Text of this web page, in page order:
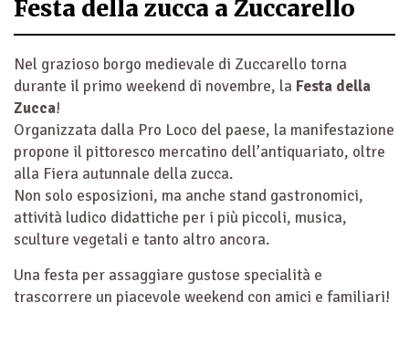
Festa della zucca a Zuccarello
Nel grazioso borgo medievale di Zuccarello torna
durante il primo weekend di novembre, la Festa della
Zucca!
Organizzata dalla Pro Loco del paese, la manifestazione
propone il pittoresco mercatino dell’antiquariato, oltre
alla Fiera autunnale della zucca.
Non solo esposizioni, ma anche stand gastronomici,
attività ludico didattiche per i più piccoli, musica,
sculture vegetali e tanto altro ancora.
Una festa per assaggiare gustose specialità e
trascorrere un piacevole weekend con amici e familiari!